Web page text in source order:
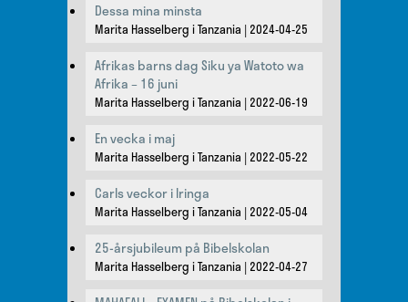
Dessa mina minsta
Marita Hasselberg i Tanzania 2024-04-25
Afrikas barns dag Siku ya Watoto wa
Afrika – 16 juni
Marita Hasselberg i Tanzania 2022-06-19
En vecka i maj
Marita Hasselberg i Tanzania 2022-05-22
Carls veckor i Iringa
Marita Hasselberg i Tanzania 2022-05-04
25-årsjubileum på Bibelskolan
Marita Hasselberg i Tanzania 2022-04-27